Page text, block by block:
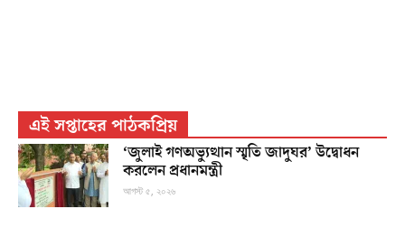
এই সপ্তাহের পাঠকপ্রিয়
‘জুলাই গণঅভ্যুত্থান স্মৃতি জাদুঘর’ উদ্বোধন
করলেন প্রধানমন্ত্রী
আগস্ট ৫, ২০২৬